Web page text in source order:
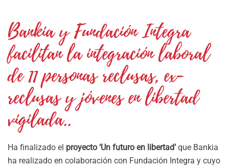
Bankia y Fundación Integra
facilitan la integración laboral
de 11 personas reclusas, ex-
reclusas y jóvenes en libertad
vigilada..
Ha finalizado el proyecto ‘Un futuro en libertad’que Bankia
ha realizado en colaboración con Fundación Integra y cuyo